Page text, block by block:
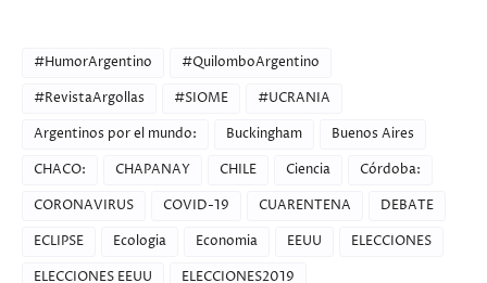
#HumorArgentino
#QuilomboArgentino
#RevistaArgollas
#SIOME
#UCRANIA
Argentinos por el mundo:
Buckingham
Buenos Aires
CHACO:
CHAPANAY CHILE Ciencia
Córdoba:
CORONAVIRUS
COVID-19 CUARENTENA
DEBATE
ECLIPSE
Ecologia Economia EEUU
ELECCIONES
ELECCIONES EEUU
ELECCIONES2019